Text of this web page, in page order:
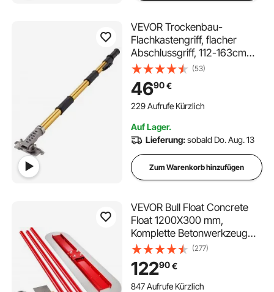
VEVOR Trockenbau-
Flachkastengriff, flacher
Abschlussgriff, 112-163cm
ausziehbar, Farbe
(53)
4690€
229 Aufrufe Kürzlich
Auf Lager.
Lieferung:sobald Do. Aug. 13
Zum Warenkorb hinzufügen
VEVOR Bull Float Concrete
Float 1200X300 mm,
Komplette Betonwerkzeug
Kelle Satz Grifflänge 3 x1.8 m
Glättekelle Stahl Boden
Einstellbar Bauhilfe
(277)
12290€
847 Aufrufe Kürzlich